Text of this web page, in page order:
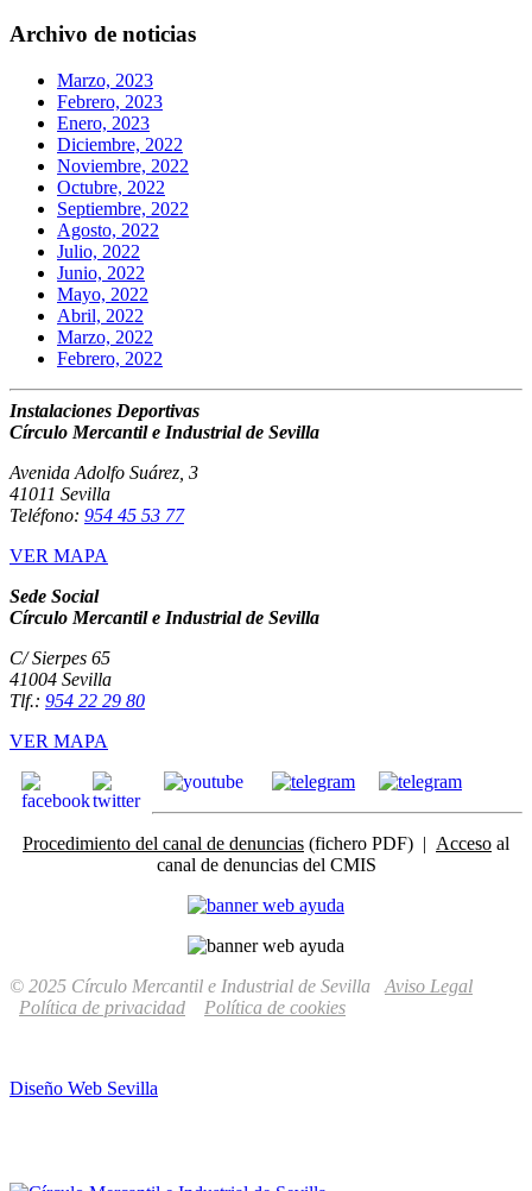
Archivo de noticias
Marzo, 2023
Febrero, 2023
Enero, 2023
Diciembre, 2022
Noviembre, 2022
Octubre, 2022
Septiembre, 2022
Agosto, 2022
Julio, 2022
Junio, 2022
Mayo, 2022
Abril, 2022
Marzo, 2022
Febrero, 2022
Instalaciones Deportivas
Círculo Mercantil e Industrial de Sevilla
Avenida Adolfo Suárez, 3
41011 Sevilla
Teléfono: 954 45 53 77
VER MAPA
Sede Social
Círculo Mercantil e Industrial de Sevilla
C/ Sierpes 65
41004 Sevilla
Tlf.: 954 22 29 80
VER MAPA
Procedimiento del canal de denuncias (fichero PDF) | Acceso al
canal de denuncias del CMIS
© 2025 Círculo Mercantil e Industrial de Sevilla Aviso Legal
Política de privacidad
Política de cookies
Diseño Web Sevilla